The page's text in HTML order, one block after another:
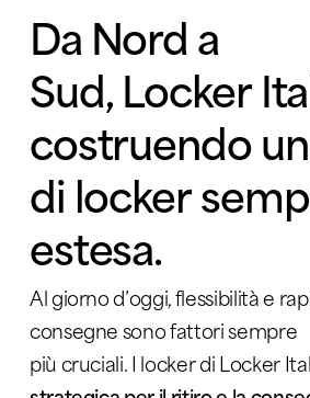
Da Nord a
Sud,Locker
costruendo
dilocker
estesa.
Al giorno d’oggi, flessibilità e
consegne sono fattori sempre
più cruciali. I locker di Locker